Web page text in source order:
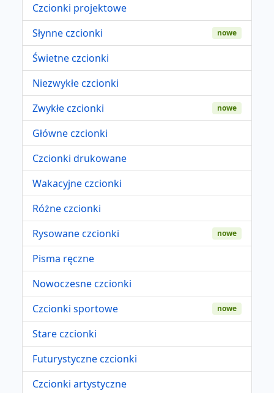
Czcionki projektowe
Słynne czcionki
nowe
Świetne czcionki
Niezwykłe czcionki
Zwykłe czcionki
nowe
Główne czcionki
Czcionki drukowane
Wakacyjne czcionki
Różne czcionki
Rysowane czcionki
nowe
Pisma ręczne
Nowoczesne czcionki
Czcionki sportowe
nowe
Stare czcionki
Futurystyczne czcionki
Czcionki artystyczne